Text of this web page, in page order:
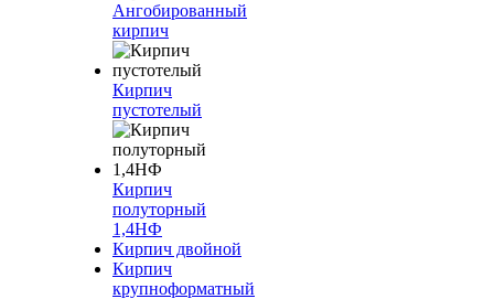
Ангобированный
кирпич
Кирпич
пустотелый
Кирпич
полуторный
1,4НФ
Кирпич двойной
Кирпич
крупноформатный